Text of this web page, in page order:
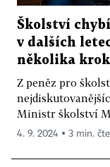
Školství
v dalších
několika
Z peněz pro
Ministr školství
4. 9. 2024 ▪ 3 min.